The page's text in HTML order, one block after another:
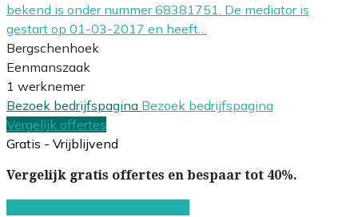
bekend is onder nummer 68381751. De mediator is
gestart op 01-03-2017 en heeft…
Bergschenhoek
Eenmanszaak
1 werknemer
Bezoek bedrijfspagina Bezoek bedrijfspagina
Vergelijk offertes
Gratis - Vrijblijvend
Vergelijk gratis offertes en bespaar tot 40%.